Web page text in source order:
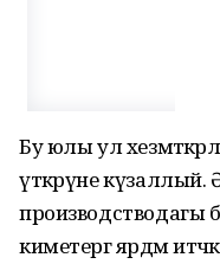
Бу юлы ул
үткәрүне күзаллый.
производстводагы
киметергә ярдәм